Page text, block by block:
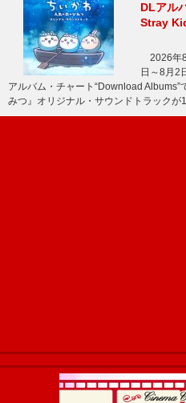
DLアル
Stray
2026年8
日～8月2
アルバム・チャート“Download
みつ』オリジナル・サウンドトラック